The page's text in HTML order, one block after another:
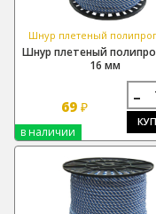
Шнур плетеный
Шнур плетеный
16 мм
69 ₽ -
в наличии